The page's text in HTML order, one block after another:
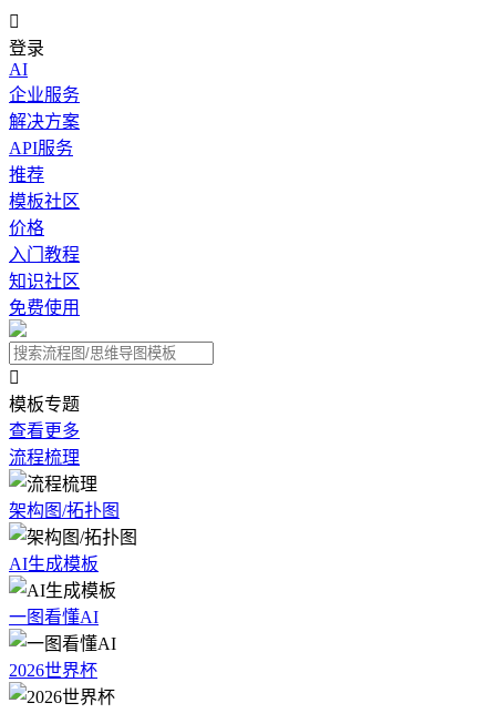

登录
AI
企业服务
解决方案
API服务
推荐
模板社区
价格
入门教程
知识社区
免费使用

模板专题
查看更多
流程梳理
架构图/拓扑图
AI生成模板
一图看懂AI
2026世界杯